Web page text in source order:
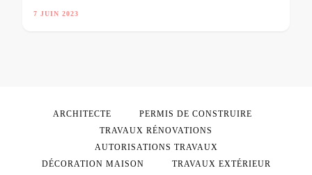
7 JUIN 2023
ARCHITECTE
PERMIS DE CONSTRUIRE
TRAVAUX RÉNOVATIONS
AUTORISATIONS TRAVAUX
DÉCORATION MAISON
TRAVAUX EXTÉRIEUR